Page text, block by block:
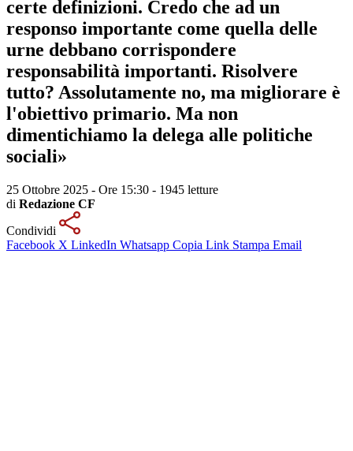
certe definizioni. Credo che ad un
responso importante come quella delle
urne debbano corrispondere
responsabilità importanti. Risolvere
tutto? Assolutamente no, ma migliorare è
l'obiettivo primario. Ma non
dimentichiamo la delega alle politiche
sociali»
25 Ottobre 2025 - Ore 15:30 - 1945 letture
di Redazione CF
Condividi
Facebook X LinkedIn Whatsapp Copia Link Stampa Email